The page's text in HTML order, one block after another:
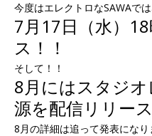
今度はエレクトロなSAWAで
7月17日（水）
ス！！
そして！！
8月にはスタジ
源を配信リリー
8月の詳細は追って発表になり